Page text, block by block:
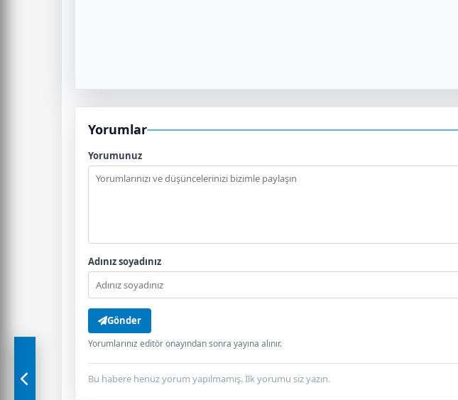
Yorumlar
Yorumunuz
Adınız soyadınız
Gönder
Yorumlarınız editör onayından sonra yayına alınır.
Bu habere henüz yorum yapılmamış. İlk yorumu siz yazın.